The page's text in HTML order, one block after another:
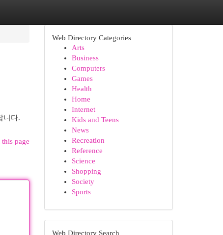
니다.
page
Web Directory Categories
Arts
Business
Computers
Games
Health
Home
Internet
Kids and Teens
News
Recreation
Reference
Science
Shopping
Society
Sports
Web Directory Search